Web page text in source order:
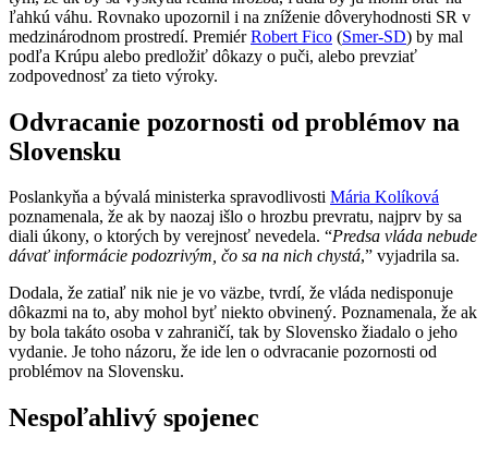
ľahkú váhu. Rovnako upozornil i na zníženie dôveryhodnosti SR v
medzinárodnom prostredí. PremiérRobert Fico (Smer-SD) by mal
podľa Krúpu alebo predložiť dôkazy o puči, alebo prevziať
zodpovednosť za tieto výroky.
Odvracanie pozornosti od problémov na
Slovensku
Poslankyňa a bývalá ministerka spravodlivosti Mária Kolíková
poznamenala, že ak by naozaj išlo o hrozbu prevratu, najprv by sa
diali úkony, o ktorých by verejnosť nevedela. “Predsa vláda nebude
dávať informácie podozrivým, čo sa na nich chystá,” vyjadrila sa.
Dodala, že zatiaľ nik nie je vo väzbe, tvrdí, že vláda nedisponuje
dôkazmi na to, aby mohol byť niekto obvinený. Poznamenala, že ak
by bola takáto osoba v zahraničí, tak by Slovensko žiadalo o jeho
vydanie. Je toho názoru, že ide len o odvracanie pozornosti od
problémov na Slovensku.
Nespoľahlivý spojenec